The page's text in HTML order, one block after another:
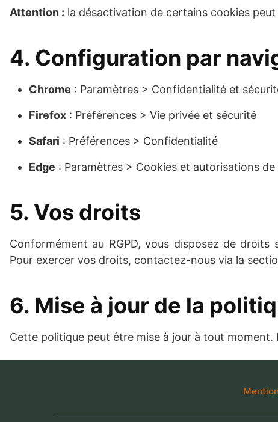
Attention : la désactivation de certains cookies
4. Configuration par
Chrome : Paramètres > Confidentialité et
Firefox : Préférences > Vie privée et sécurité
Safari : Préférences > Confidentialité
Edge : Paramètres > Cookies et autorisations de
5. Vos droits
Conformément au RGPD, vous disposez de
Pour exercer vos droits, contactez-nous via la
6. Mise à jour de la
Cette politique peut être mise à jour à tout